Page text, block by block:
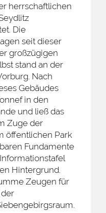
herrschaftlichen
Die
seit dieser
großzügigen
stand an der
Nach
Gebäudes
in den
und ließ das
Zuge der
öffentlichen Park
Fundamente
Hintergrund.
Zeugen für